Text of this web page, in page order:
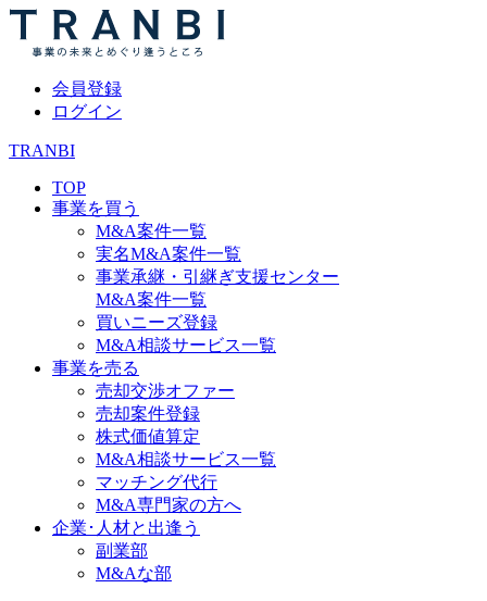
会員登録
ログイン
TRANBI
TOP
事業を買う
M&A案件一覧
実名M&A案件一覧
事業承継・引継ぎ支援センター
M&A案件一覧
買いニーズ登録
M&A相談サービス一覧
事業を売る
売却交渉オファー
売却案件登録
株式価値算定
M&A相談サービス一覧
マッチング代行
M&A専門家の方へ
企業･人材と出逢う
副業部
M&Aな部